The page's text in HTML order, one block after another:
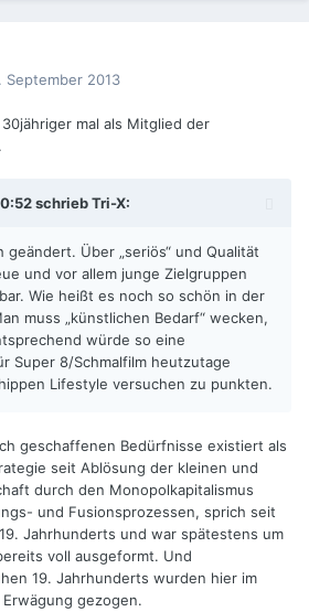
September 2013
mal als Mitglied der
schrieb Tri-X:
geändert. Über „seriös“ und Qualität
und vor allem junge Zielgruppen
Wie heißt es noch so schön in der
muss „künstlichen Bedarf“ wecken,
würde so eine
Super 8/Schmalfilm heutzutage
Lifestyle versuchen zu punkten.
geschaffenen Bedürfnisse existiert als
seit Ablösung der kleinen und
durch den Monopolkapitalismus
und Fusionsprozessen, sprich seit
Jahrhunderts und war spätestens um
voll ausgeformt. Und
19. Jahrhunderts wurden hier im
gezogen.